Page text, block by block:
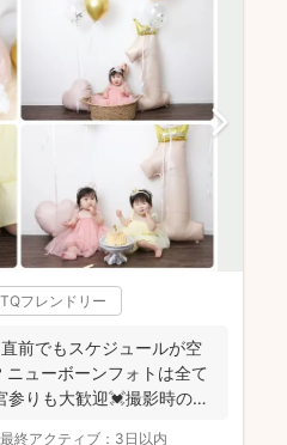
フレンドリー
直前でもスケジュールが空
ューボーンフォトは全て
りも大歓迎💓撮影時のみ
最終アクティブ： 3日以内